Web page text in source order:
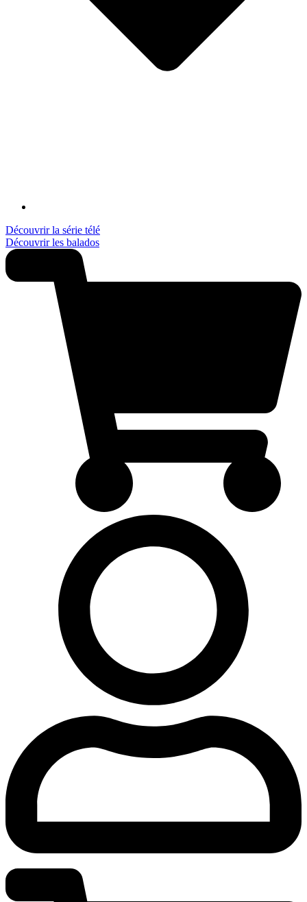
Découvrir la série télé
Découvrir les balados